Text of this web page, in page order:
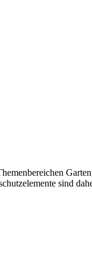
sind